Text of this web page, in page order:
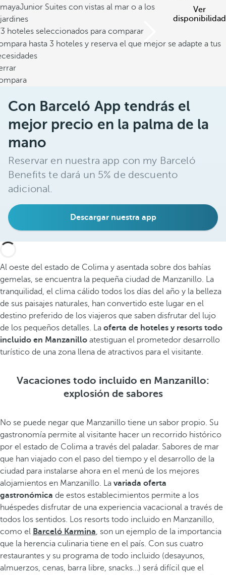
mayaJunior Suites con vistas al mar o a los
jardines
Ver
disponibilidad
hoteles seleccionados para comparar
hasta 3 hoteles y reserva el que mejor se adapte a tus
Con Barceló App tendrás el
mejor precio en la palma de la
mano
Reservar en nuestra app con my Barceló
Benefits te dará un 5% de descuento
adicional.
Descargar nuestra app
Al oeste del estado de Colima y asentada sobre dos bahías
gemelas, se encuentra la pequeña ciudad de Manzanillo. La
tranquilidad, el clima cálido todos los días del año y la belleza
de sus paisajes naturales, han convertido este lugar en el
destino preferido de los viajeros que saben disfrutar del lujo
de los pequeños detalles. La oferta de hoteles y resorts todo
incluido en Manzanillo atestiguan el prometedor desarrollo
turístico de una zona llena de atractivos para el visitante.
Vacaciones todo incluido en Manzanillo:
explosión de sabores
No se puede negar que Manzanillo tiene un sabor propio. Su
gastronomía permite al visitante hacer un recorrido histórico
por el estado de Colima a través del paladar. Sabores de mar
que han viajado con el paso del tiempo y el desarrollo de la
ciudad para instalarse ahora en el menú de los mejores
alojamientos en Manzanillo. La variada oferta
gastronómica de estos establecimientos permite a los
huéspedes disfrutar de una experiencia vacacional a través de
todos los sentidos. Los resorts todo incluido en Manzanillo,
como el Barceló Karmina, son un ejemplo de la importancia
que la herencia culinaria tiene en el país. Con sus cuatro
restaurantes y su programa de todo incluido (desayunos,
almuerzos, cenas, barra libre, snacks…) será difícil que el